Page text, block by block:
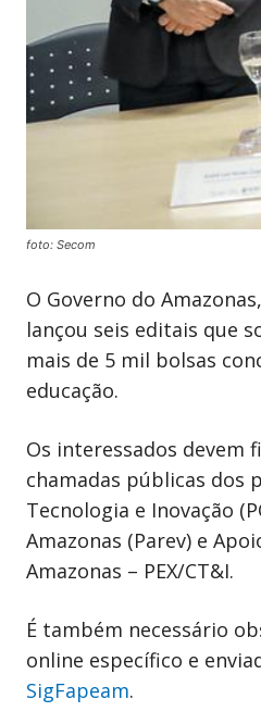
foto: Secom
O Governo do
lançou seis editais que
mais de 5 mil bolsas
educação.
Os interessados
chamadas públicas dos
Tecnologia e Inovação
Amazonas (Parev) e
Amazonas – PEX/CT&I.
É também necessário
online específico e
SigFapeam.